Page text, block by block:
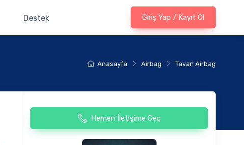
Giriş Yap / Kayıt Ol
Destek
Anasayfa Airbag Tavan Airbag
Hemen İletişime Geç